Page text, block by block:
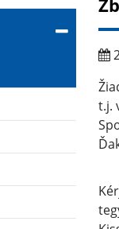
t.j.